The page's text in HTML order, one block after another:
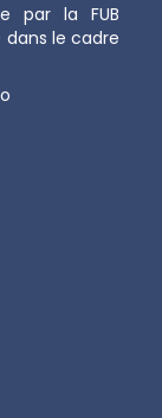
par la FUB
dans le cadre